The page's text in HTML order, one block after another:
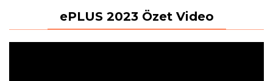
ePLUS 2023 Özet Video